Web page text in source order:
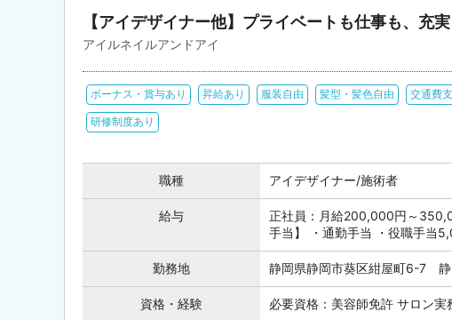
【アイデザイナー他】プライベートも仕事も、充
アイルネイルアンドアイ
ボーナス・賞与あり 昇給あり 服装自由 髪型・髪色自由 交通費
研修制度あり
職種 アイデザイナー/施術者
給与
正社員：月給200,000円～
手当】 ・通勤手当 ・役職手当
勤務地 静岡県静岡市葵区紺屋町6-7
資格・経験 必要資格：美容師免許 サロン実